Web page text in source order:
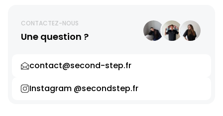
CONTACTEZ-NOUS
Une question ?
contact@second-step.fr
Instagram @secondstep.fr